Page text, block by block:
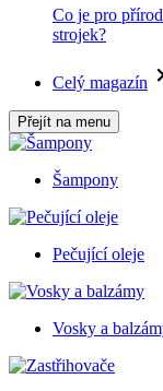
Co je pro
strojek?
Celý magazín
Přejít na menu
Šampony
Pečující oleje
Vosky a